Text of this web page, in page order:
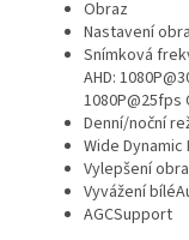
Obraz
Nastavení
Snímková
AHD:
1080P@25fps
Denní/noční
Wide Dynamic
Vylepšení
Vyvážení bílé
AGCSupport